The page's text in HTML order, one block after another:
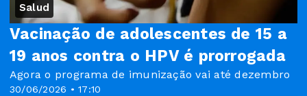
Salud
30/06/2026 • 17:10
Vacinação de adolescentes de 15 a
19 anos contra o HPV é prorrogada
Agora o programa de imunização vai até dezembro